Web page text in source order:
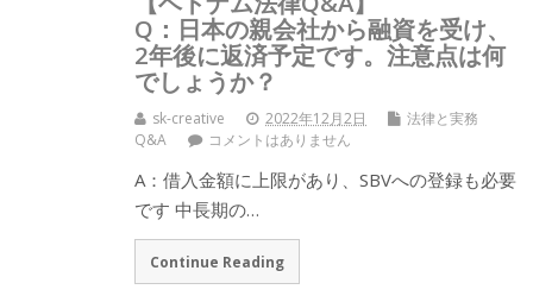
Q：日本の親会社から融資を受け、
2年後に返済予定です。注意点は何
でしょうか？
sk-creative 2022年12月2日
法律と実務
Q&A
コメントはありません
A：借入金額に上限があり、SBVへの登録も必要
です 中長期の…
Continue Reading